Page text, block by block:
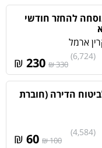
להחזר חודשי
ארמל
(6,724)
330 ₪
₪
הדירה (חוברת
(4,584)
100 ₪
₪